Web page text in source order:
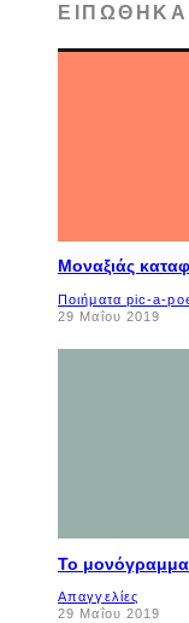
Μοναξιάς
Ποιήματα pic-a-
29 Μαΐου 2019
Το
Απαγγελίες
29 Μαΐου 2019